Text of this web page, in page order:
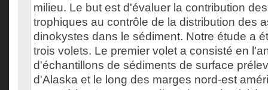
milieu. Le but est d'évaluer la contribution
trophiques au contrôle de la distribution des
dinokystes dans le sédiment. Notre étude a
trois volets. Le premier volet a consisté en
d'échantillons de sédiments de surface
d'Alaska et le long des marges nord-est